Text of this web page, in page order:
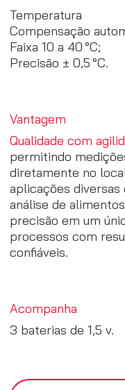
Temperatura
Compensação
Faixa 10 a 40 °C;
Precisão ± 0,5 °C.
Vantagem
Qualidade com
permitindo
diretamente no
aplicações
análise de
precisão em um
processos com
confiáveis.
Acompanha
3 baterias de 1,5 v.